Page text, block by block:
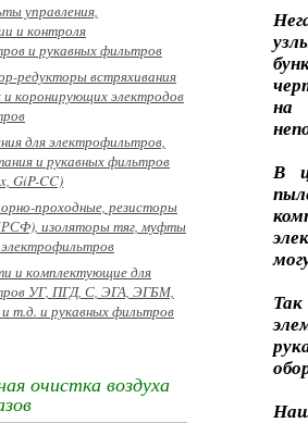
управления,
и контроля
и рукавных фильтров
редукторы встряхивания
коронирующих электродов
для электрофильтров,
и рукавных фильтров
GiP-CC)
проходные, резисторы
изоляторы тяг, муфты
и комплектующие для
УГ, ПГД, С, ЭГА, ЭГБМ,
т.д. и рукавных фильтров
очистка воздуха
на
В